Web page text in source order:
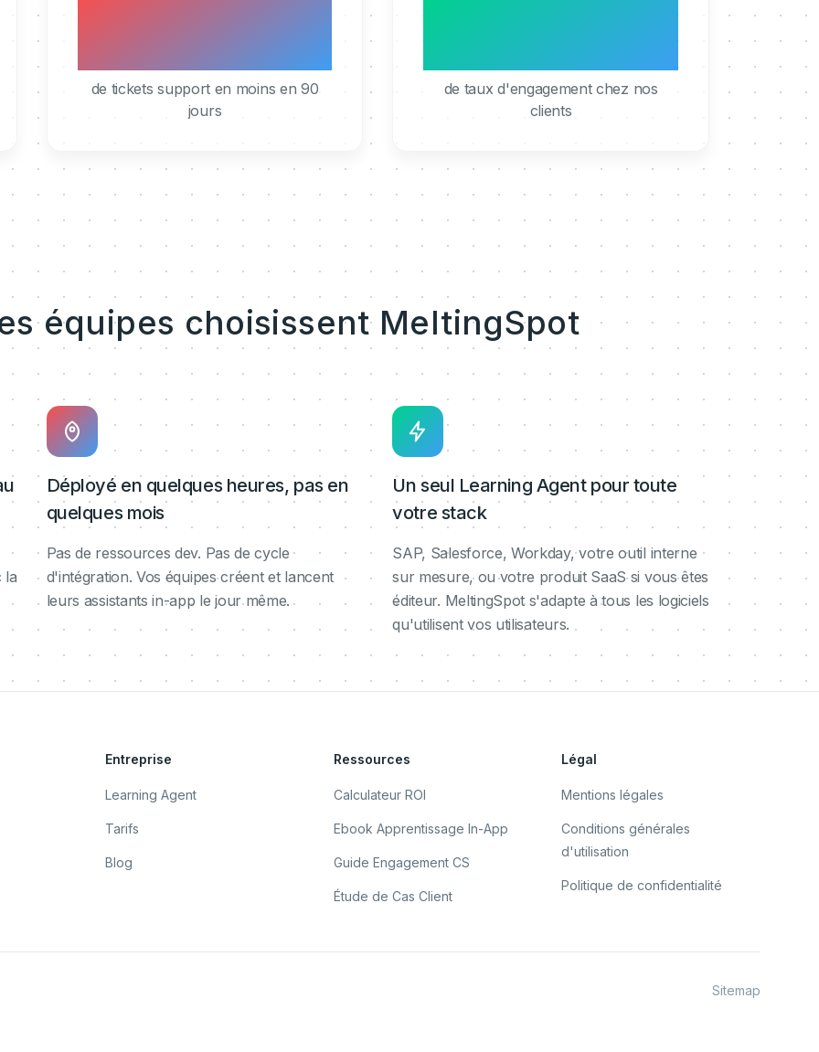
40%
de tickets support en moins en 90
jours
de taux d'engagement chez nos
clients
équipes choisissent MeltingSpot
la
Déployé en quelques heures, pas en
quelques mois
Pas de ressources dev. Pas de cycle
d'intégration. Vos équipes créent et lancent
leurs assistants in-app le jour même.
Un seul Learning Agent pour toute
votre stack
SAP, Salesforce, Workday, votre outil interne
sur mesure, ou votre produit SaaS si vous êtes
éditeur. MeltingSpot s'adapte à tous les logiciels
qu'utilisent vos utilisateurs.
Entreprise
Learning Agent
Tarifs
Blog
Ressources
Calculateur ROI
Ebook Apprentissage In-App
Guide Engagement CS
Étude de Cas Client
Légal
Mentions légales
Conditions générales
d'utilisation
Politique de confidentialité
Sitemap